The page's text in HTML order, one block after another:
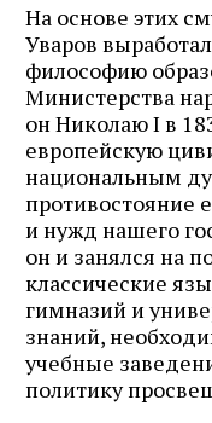
На основе этих
Уваров
философию
Министерства
он Николаю I в
европейскую
национальным
противостояние
и нужд нашего
он и занялся на
классические
гимназий и
знаний,
учебные
политику